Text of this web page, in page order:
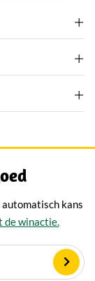
automatisch kans
de winactie.